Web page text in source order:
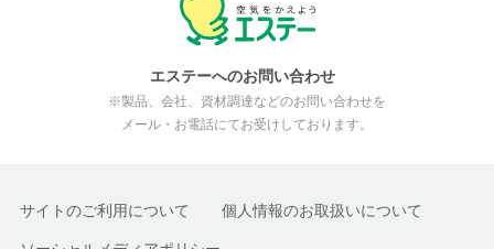
エステーへのお問い合わせ
※製品、会社、資材調達などのお問い合わせを
メール・お電話にてお受けしております。
サイトのご利用について 個人情報のお取扱いについて